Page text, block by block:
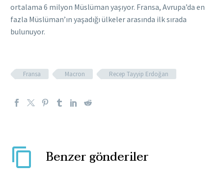
ortalama 6 milyon Müslüman yaşıyor. Fransa, Avrupa’da en
fazla Müslüman’ın yaşadığı ülkeler arasında ilk sırada
bulunuyor.
Fransa Macron Recep Tayyip Erdoğan
Benzer gönderiler